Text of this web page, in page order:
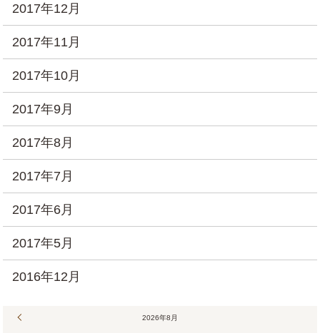
2017年12月
2017年11月
2017年10月
2017年9月
2017年8月
2017年7月
2017年6月
2017年5月
2016年12月
2026年8月